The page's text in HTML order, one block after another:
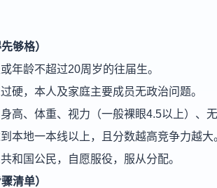
够格）
年龄不超过20周岁的往届生。
硬，本人及家庭主要成员无政治问题。
高、体重、视力（一般裸眼4.5以上）、
本地一本线以上，且分数越高竞争力越大
和国公民，自愿服役，服从分配。
清单）